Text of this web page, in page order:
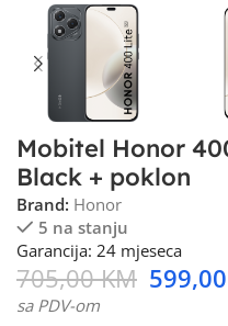
Mobitel Honor
Black + poklon
Brand: Honor
5 na stanju
Garancija: 24 mjeseca
705,00KM 599,00
sa PDV-om